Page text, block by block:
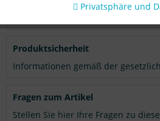
Produktsicherheit
Informationen gemäß der
Fragen zum Artikel
Stellen Sie hier Ihre Fragen zu
Privatsphäre und